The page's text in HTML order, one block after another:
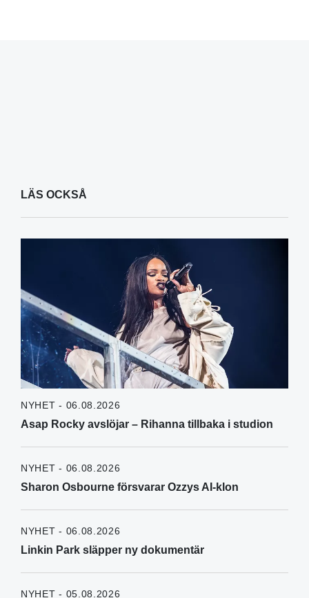
LÄS OCKSÅ
NYHET - 06.08.2026
Asap Rocky avslöjar – Rihanna tillbaka i studion
NYHET - 06.08.2026
Sharon Osbourne försvarar Ozzys AI-klon
NYHET - 06.08.2026
Linkin Park släpper ny dokumentär
NYHET - 05.08.2026